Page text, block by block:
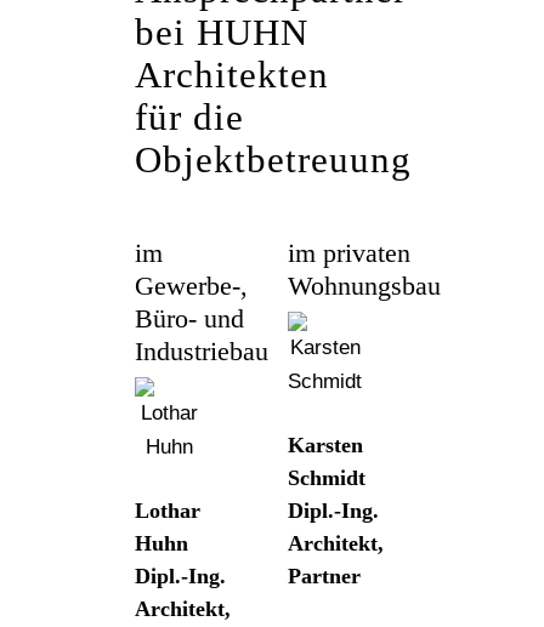
bei HUHN
Architekten
für die
Objektbetreuung
im
Gewerbe-,
Büro- und
Industriebau
Lothar
Huhn
Dipl.-Ing.
Architekt,
im privaten
Wohnungsbau
Karsten
Schmidt
Dipl.-Ing.
Architekt,
Partner